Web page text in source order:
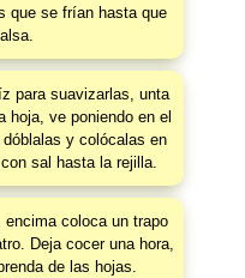
que se frían hasta que
para suavizarlas, unta
hoja, ve poniendo en el
y colócalas en
sal hasta la rejilla.
coloca un trapo
Deja cocer una hora,
de las hojas.